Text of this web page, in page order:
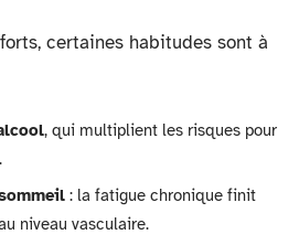
certaines habitudes sont à
, qui multiplient les risques pour
: la fatigue chronique finit
niveau vasculaire.